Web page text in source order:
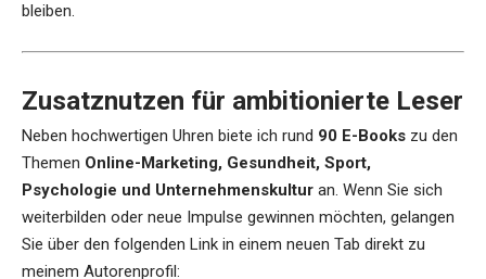
bleiben.
Zusatznutzen für ambitionierte Leser
Neben hochwertigen Uhren biete ich rund 90 E-Books zu den
Themen Online-Marketing, Gesundheit, Sport,
Psychologie und Unternehmenskultur an. Wenn Sie sich
weiterbilden oder neue Impulse gewinnen möchten, gelangen
Sie über den folgenden Link in einem neuen Tab direkt zu
meinem Autorenprofil: